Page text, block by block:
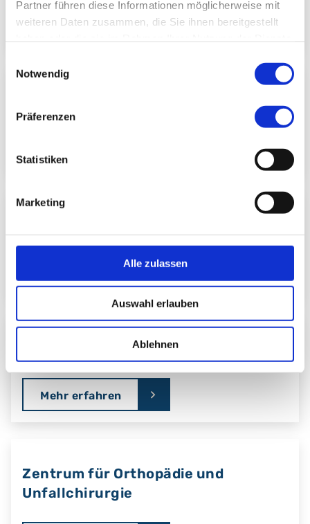
Partner führen diese Informationen möglicherweise mit
weiteren Daten zusammen, die Sie ihnen bereitgestellt
Notwendig
Präferenzen
Statistiken
Marketing
Alle zulassen
Auswahl erlauben
Ablehnen
Mehr erfahren
Zentrum für Alterstraumatologie
Mehr erfahren
Zentrum für Orthopädie und
Unfallchirurgie